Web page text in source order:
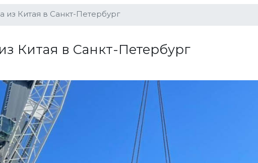
из Китая в Санкт-Петербург
Китая в Санкт-Петербург